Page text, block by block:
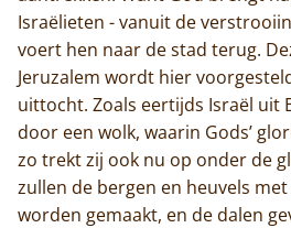
Israëlieten - vanuit de
voert hen naar de stad terug.
Jeruzalem wordt hier
uittocht. Zoals eertijds Israël uit
door een wolk, waarin Gods’
zo trekt zij ook nu op onder de
zullen de bergen en heuvels
worden gemaakt, en de dalen